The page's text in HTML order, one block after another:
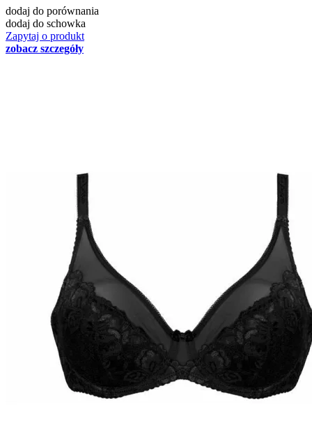
dodaj do porównania
dodaj do schowka
Zapytaj o produkt
zobacz szczegóły